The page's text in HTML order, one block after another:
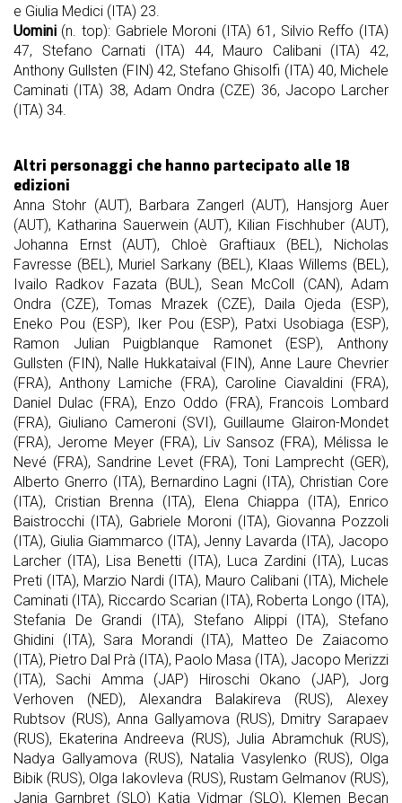
e Giulia Medici (ITA) 23.
Uomini (n. top): Gabriele Moroni (ITA) 61, Silvio Reffo (ITA)
47, Stefano Carnati (ITA) 44, Mauro Calibani (ITA) 42,
Anthony Gullsten (FIN) 42, Stefano Ghisolfi (ITA) 40, Michele
Caminati (ITA) 38, Adam Ondra (CZE) 36, Jacopo Larcher
(ITA) 34.
Altri personaggi che hanno partecipato alle 18
edizioni
Anna Stohr (AUT), Barbara Zangerl (AUT), Hansjorg Auer
(AUT), Katharina Sauerwein (AUT), Kilian Fischhuber (AUT),
Johanna Ernst (AUT), Chloè Graftiaux (BEL), Nicholas
Favresse (BEL), Muriel Sarkany (BEL), Klaas Willems (BEL),
Ivailo Radkov Fazata (BUL), Sean McColl (CAN), Adam
Ondra (CZE), Tomas Mrazek (CZE), Daila Ojeda (ESP),
Eneko Pou (ESP), Iker Pou (ESP), Patxi Usobiaga (ESP),
Ramon Julian Puigblanque Ramonet (ESP), Anthony
Gullsten (FIN), Nalle Hukkataival (FIN), Anne Laure Chevrier
(FRA), Anthony Lamiche (FRA), Caroline Ciavaldini (FRA),
Daniel Dulac (FRA), Enzo Oddo (FRA), Francois Lombard
(FRA), Giuliano Cameroni (SVI), Guillaume Glairon-Mondet
(FRA), Jerome Meyer (FRA), Liv Sansoz (FRA), Mélissa le
Nevé (FRA), Sandrine Levet (FRA), Toni Lamprecht (GER),
Alberto Gnerro (ITA), Bernardino Lagni (ITA), Christian Core
(ITA), Cristian Brenna (ITA), Elena Chiappa (ITA), Enrico
Baistrocchi (ITA), Gabriele Moroni (ITA), Giovanna Pozzoli
(ITA), Giulia Giammarco (ITA), Jenny Lavarda (ITA), Jacopo
Larcher (ITA), Lisa Benetti (ITA), Luca Zardini (ITA), Lucas
Preti (ITA), Marzio Nardi (ITA), Mauro Calibani (ITA), Michele
Caminati (ITA), Riccardo Scarian (ITA), Roberta Longo (ITA),
Stefania De Grandi (ITA), Stefano Alippi (ITA), Stefano
Ghidini (ITA), Sara Morandi (ITA), Matteo De Zaiacomo
(ITA), Pietro Dal Prà (ITA), Paolo Masa (ITA), Jacopo Merizzi
(ITA), Sachi Amma (JAP) Hiroschi Okano (JAP), Jorg
Verhoven (NED), Alexandra Balakireva (RUS), Alexey
Rubtsov (RUS), Anna Gallyamova (RUS), Dmitry Sarapaev
(RUS), Ekaterina Andreeva (RUS), Julia Abramchuk (RUS),
Nadya Gallyamova (RUS), Natalia Vasylenko (RUS), Olga
Bibik (RUS), Olga Iakovleva (RUS), Rustam Gelmanov (RUS),
Janja Garnbret (SLO) Katia Vidmar (SLO), Klemen Becan